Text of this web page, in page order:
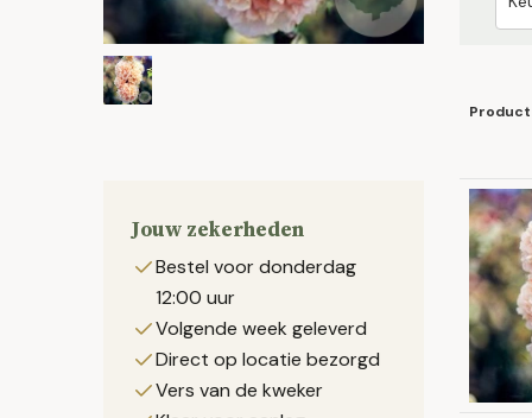
Jouw zekerheden
Bestel voor donderdag
12:00 uur
Volgende week geleverd
Direct op locatie bezorgd
Vers van de kweker
Product